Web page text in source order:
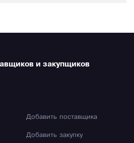
и закупщиков
Добавить поставщика
Добавить закупку